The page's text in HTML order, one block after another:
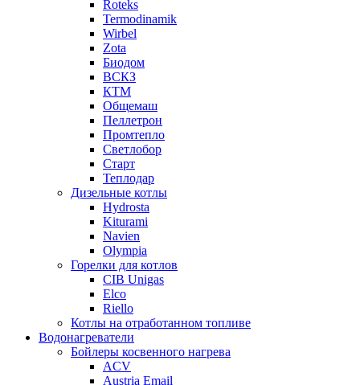
Roteks
Termodinamik
Wirbel
Zota
Биодом
ВСКЗ
КТМ
Общемаш
Пеллетрон
Промтепло
Светлобор
Старт
Теплодар
Дизельные котлы
Hydrosta
Kiturami
Navien
Olympia
Горелки для котлов
CIB Unigas
Elco
Riello
Котлы на отработанном топливе
Водонагреватели
Бойлеры косвенного нагрева
ACV
Austria Email